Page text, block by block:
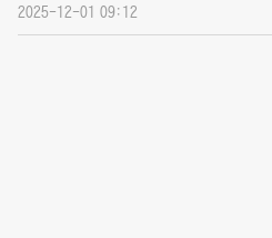
2025-12-01 09:12